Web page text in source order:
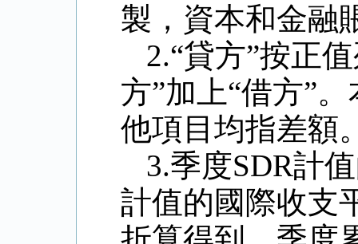
製，資本和金融
2.“貸方”按正
方”加上“借方”
他項目均指差額
3.季度SDR計
計值的國際收支